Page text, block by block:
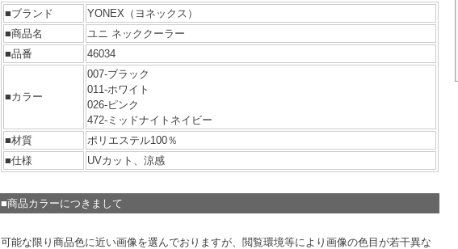
■ブランド
YONEX（ヨネックス）
■商品名
ユニ ネッククーラー
■品番
46034
■カラー
007-ブラック
011-ホワイト
026-ピンク
472-ミッドナイトネイビー
■材質
ポリエステル100％
■仕様
UVカット、涼感
■商品カラーにつきまして
可能な限り商品色に近い画像を選んでおりますが、閲覧環境等により画像の色目が若干異な